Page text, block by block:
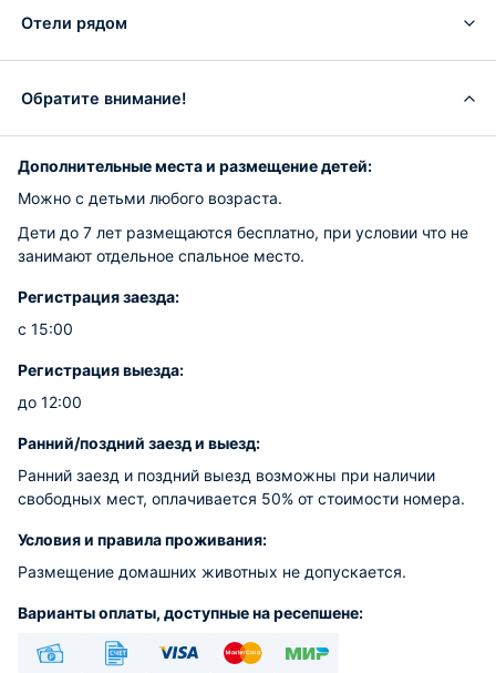
Отели рядом
Обратите внимание!
Дополнительные места и размещение детей:
Можно с детьми любого возраста.
Дети до 7 лет размещаются бесплатно, при условии что не
занимают отдельное спальное место.
Регистрация заезда:
с 15:00
Регистрация выезда:
до 12:00
Ранний/поздний заезд и выезд:
Ранний заезд и поздний выезд возможны при наличии
свободных мест, оплачивается 50% от стоимости номера.
Условия и правила проживания:
Размещение домашних животных не допускается.
Варианты оплаты, доступные на ресепшене: